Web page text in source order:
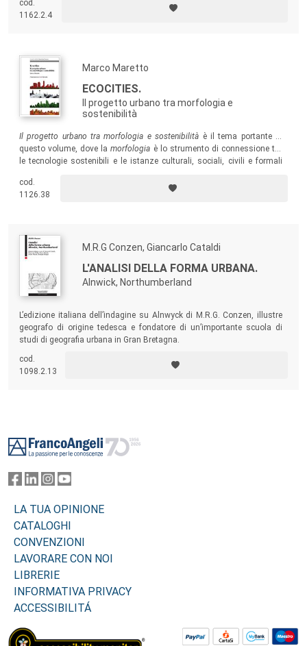
cod.
1162.2.4
Marco Maretto
ECOCITIES.
Il progetto urbano tra morfologia e
sostenibilità
Il progetto urbano tra morfologia e sostenibilità è il tema portante di
questo volume, dove lamorfologia è lo strumento di connessione tra
le tecnologie sostenibili e le istanze culturali, sociali, civili e formali
passati e dove i processi naturali e quelli antropici possono ritrovare
un rinnovato equilibrio.
cod.
1126.38
M.R.G Conzen, Giancarlo Cataldi
L'ANALISI DELLA FORMA URBANA.
Alnwick, Northumberland
L’edizione italiana dell’indagine su Alnwyck di M.R.G. Conzen, illustre
geografo di origine tedesca e fondatore di un’importante scuola di
studi di geografia urbana in Gran Bretagna.
cod.
1098.2.13
LA TUA OPINIONE
CATALOGHI
CONVENZIONI
LAVORARE CON NOI
LIBRERIE
INFORMATIVA PRIVACY
ACCESSIBILITÁ